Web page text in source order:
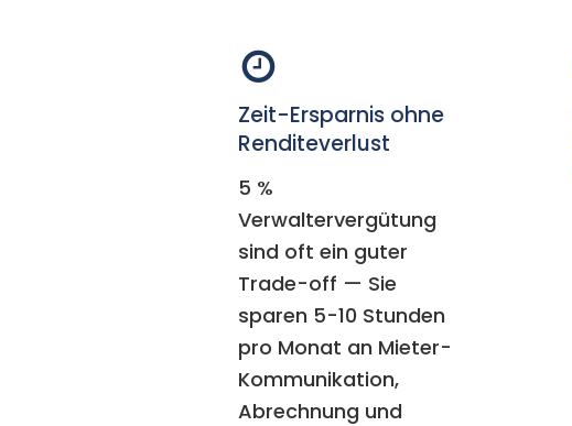
Zeit-Ersparnis ohne
Renditeverlust
5 %
Verwaltervergütung
sind oft ein guter
Trade-off — Sie
sparen 5-10 Stunden
pro Monat an Mieter-
Kommunikation,
Abrechnung und